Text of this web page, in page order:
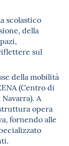
scolastico
della
sul
della mobilità
(Centro di
A
opera
fornendo alle